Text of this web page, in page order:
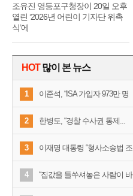
조유진 영등포구청장이 20일 오후
열린 ‘2026년 어린이 기자단 위촉
식’에
HOT많이 본 뉴스
1 이준석, “ISA 가입자 973만 명
2 한병도, “경찰 수사권 통제...
3 이재명 대통령 “형사소송법 조
4 “집값을 들쑤셔놓은 사람이 바